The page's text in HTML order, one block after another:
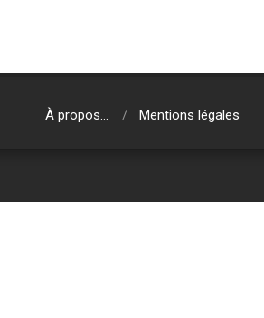
À propos… Mentions légales